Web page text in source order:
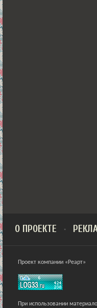
О ПРОЕКТЕ
Проект компании «Реарт»
При использовании